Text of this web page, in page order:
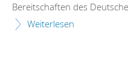
Bereitschaften des
Weiterlesen